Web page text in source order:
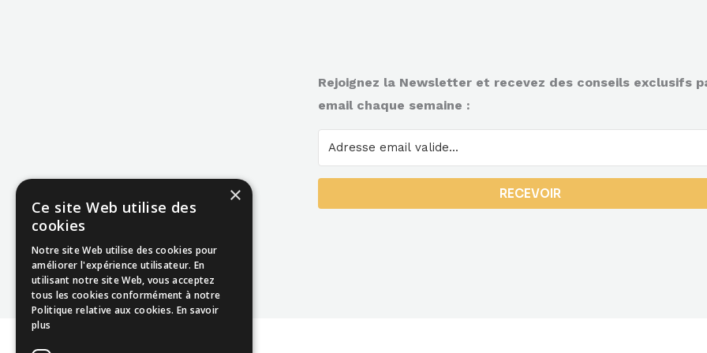
Rejoignez la Newsletter et recevez des conseils exclusifs
email chaque semaine :
RECEVOIR
×
Ce site Web utilise des
cookies
Notre site Web utilise des cookies pour
améliorer l'expérience utilisateur. En
utilisant notre site Web, vous acceptez
tous les cookies conformément à notre
Politique relative aux cookies. En savoir
plus